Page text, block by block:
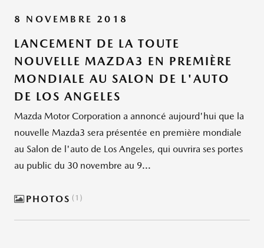
8 NOVEMBRE 2018
LANCEMENT DE LA TOUTE
NOUVELLE MAZDA3 EN PREMIÈRE
MONDIALE AU SALON DE L'AUTO
DE LOS ANGELES
Mazda Motor Corporation a annoncé aujourd'hui que la
nouvelle Mazda3 sera présentée en première mondiale
au Salon de l'auto de Los Angeles, qui ouvrira ses portes
au public du 30 novembre au 9...
PHOTOS 1